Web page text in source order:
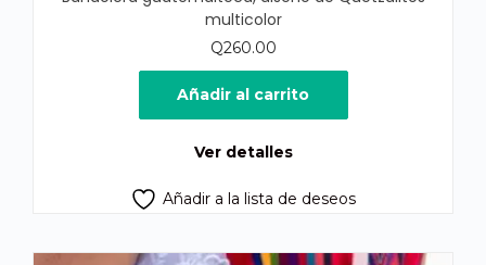
multicolor
Q260.00
Añadir al carrito
Ver detalles
Añadir a la lista de deseos